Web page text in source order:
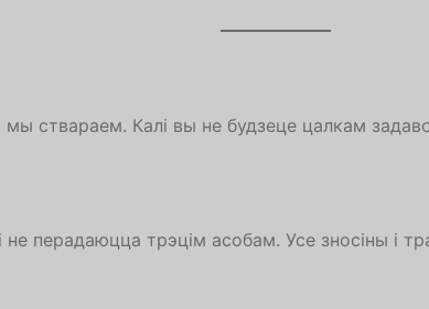
ствараем. Калі вы не будзеце цалкам
не перадаюцца трэцім асобам. Усе зносіны і